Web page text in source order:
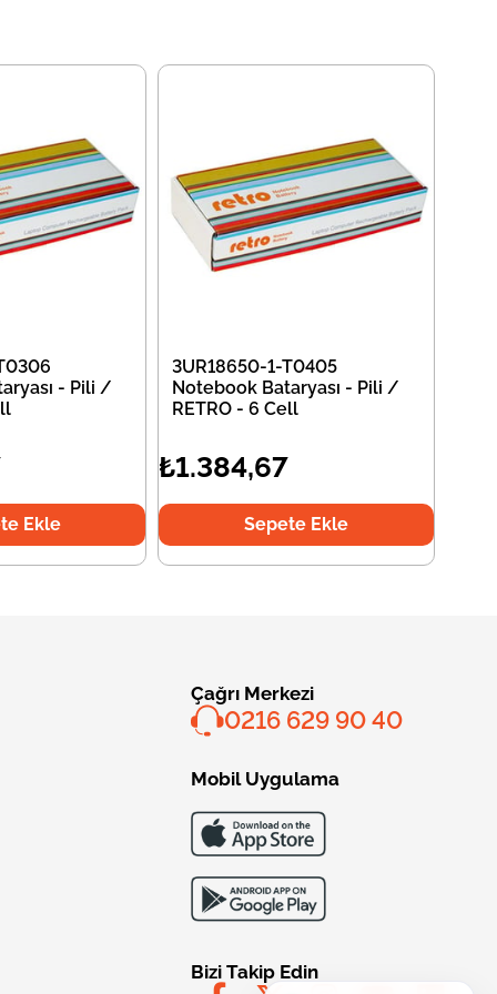
- Pili /
Ekle
3UR18650-1-T0405
Notebook Bataryası - Pili /
RETRO - 6 Cell
₺1.384,67
Sepete Ekle
Çağrı Merkezi
0216 629 90 40
Mobil Uygulama
Bizi Takip Edin